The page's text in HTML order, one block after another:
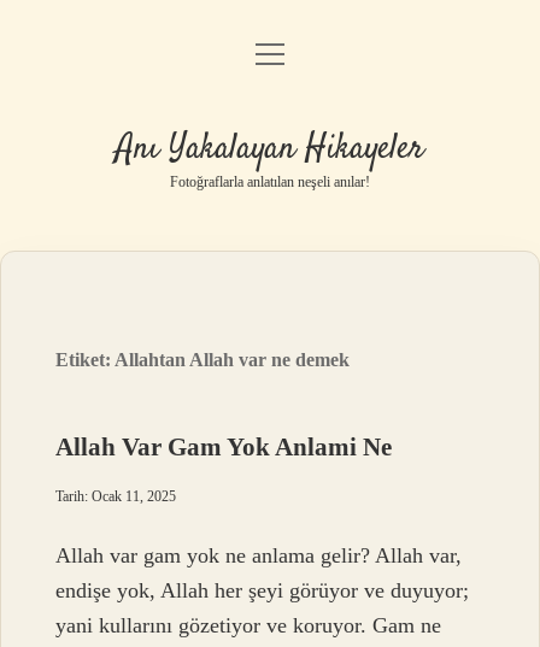
Anasayfa
Yasal Uyarı
menüyü
Anı Yakalayan Hikayeler
Fotoğraflarla anlatılan neşeli anılar!
Etiket: Allahtan Allah var ne demek
Allah Var Gam Yok Anlami Ne
Tarih: Ocak 11, 2025
Allah var gam yok ne anlama gelir? Allah var,
endişe yok, Allah her şeyi görüyor ve duyuyor;
yani kullarını gözetiyor ve koruyor. Gam ne